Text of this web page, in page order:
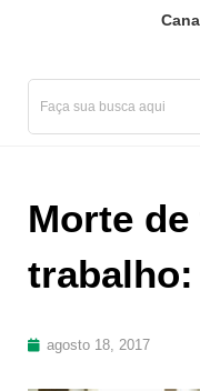
Morte
trabalho:
agosto 18, 2017